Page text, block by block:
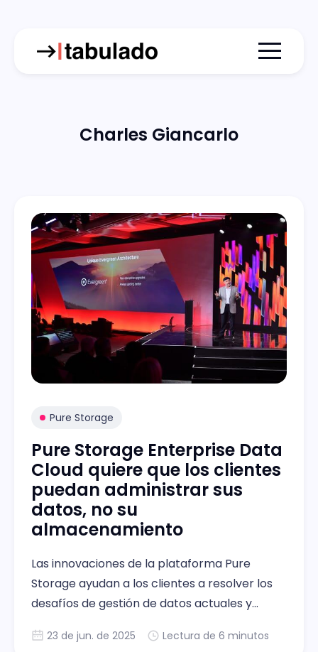
Menu
Charles Giancarlo
Pure Storage
Pure Storage Enterprise Data
Cloud quiere que los clientes
puedan administrar sus
datos, no su
almacenamiento
Las innovaciones de la plataforma Pure
Storage ayudan a los clientes a resolver los
desafíos de gestión de datos actuales y
23 de jun. de 2025 Lectura de 6 minutos